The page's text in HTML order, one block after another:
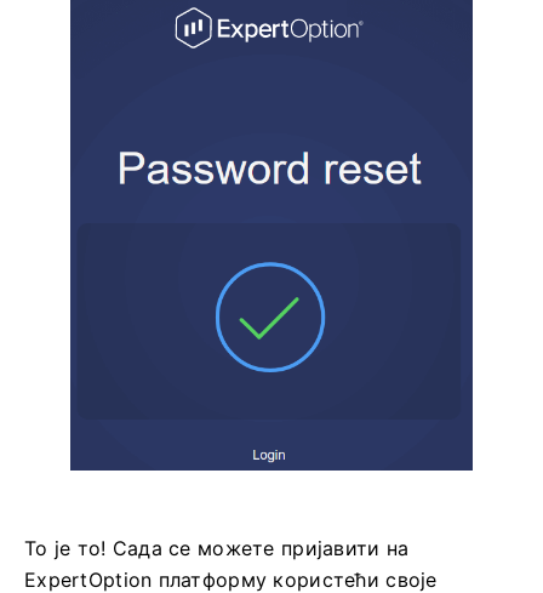
То је то! Сада се можете пријавити на
ExpertOption платформу користећи своје